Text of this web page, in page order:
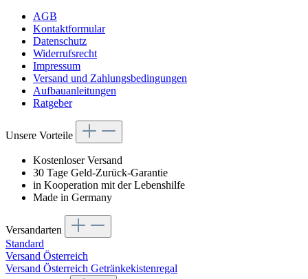
AGB
Kontaktformular
Datenschutz
Widerrufsrecht
Impressum
Versand und Zahlungsbedingungen
Aufbauanleitungen
Ratgeber
Unsere Vorteile
Kostenloser Versand
30 Tage Geld-Zurück-Garantie
in Kooperation mit der Lebenshilfe
Made in Germany
Versandarten
Standard
Versand Österreich
Versand Österreich Getränkekistenregal